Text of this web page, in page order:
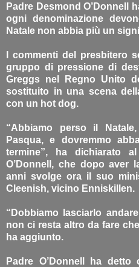
Padre Desmond O’Donnell
ogni denominazione
Natale non abbia più un
I commenti del presbitero
gruppo di pressione di
Greggs nel Regno Unito
sostituito in una scena
con un hot dog.
“Abbiamo perso il
Pasqua, e dovremmo
termine”, ha dichiarato
O’Donnell, che dopo aver
anni svolge ora il suo
Cleenish, vicino Enniskillen.
“Dobbiamo lasciarlo
non ci resta altro da fare
ha aggiunto.
Padre O’Donnell ha